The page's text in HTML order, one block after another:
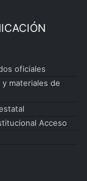
oficiales
y materiales de
Acceso